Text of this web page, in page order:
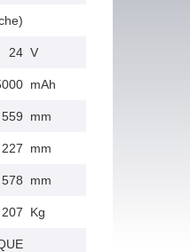
24 V
mAh
559 mm
227 mm
578 mm
207 Kg